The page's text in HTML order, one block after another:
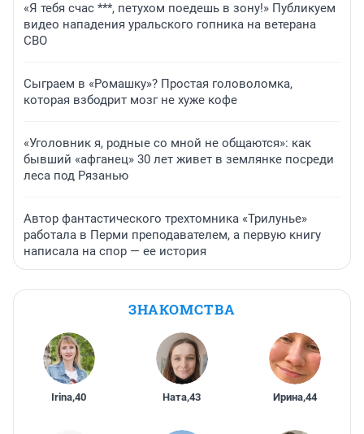
«Я тебя счас ***, петухом поедешь в зону!» Публикуем
видео нападения уральского гопника на ветерана
СВО
Сыграем в «Ромашку»? Простая головоломка,
которая взбодрит мозг не хуже кофе
«Уголовник я, родные со мной не общаются»: как
бывший «афганец» 30 лет живет в землянке посреди
леса под Рязанью
Автор фантастического трехтомника «Трилунье»
работала в Перми преподавателем, а первую книгу
написала на спор — ее история
ЗНАКОМСТВА
Irina,40 Ната,43 Ирина,44